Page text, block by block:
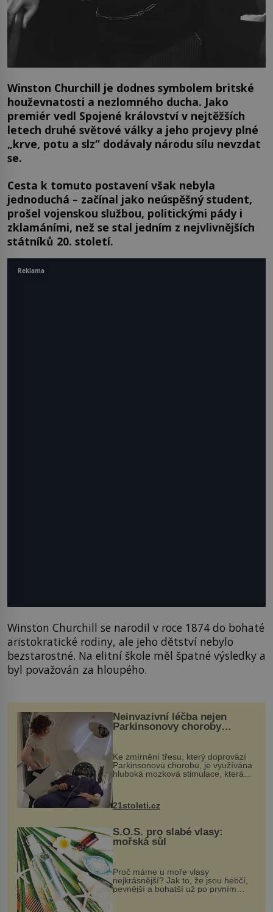
Winston Churchill je dodnes symbolem britské
houževnatosti a nezlomného ducha. Jako
premiér vedl Spojené království v nejtěžších
letech druhé světové války a jeho projevy plné
„krve, potu a slz“ dodávaly národu sílu nevzdat
se.
Cesta k tomuto postavení však nebyla
jednoduchá – začínal jako neúspěšný student,
prošel vojenskou službou, politickými pády i
zklamáními, než se stal jedním z nejvlivnějších
státníků 20. století.
Winston Churchill se narodil v roce 1874 do bohaté
aristokratické rodiny, ale jeho dětství nebylo
bezstarostné. Na elitní škole měl špatné výsledky a
byl považován za hloupého.
Neinvazivní léčba nejen
Parkinsonovy choroby
Ke zmírnění třesu, který doprovází
Parkinsonovu chorobu, je využívána
hluboká mozková stimulace, která
však vyžaduje vysoce invazivní
k dostatečně přesnému zacílení ...
21stoleti.cz
S.O.S. pro slabé vlasy:
mořská sůl
Proč máme u moře vlasy
nejkrásnější? Jak to, že jsou hebčí,
pevnější a bohatší už po prvním
Reklama